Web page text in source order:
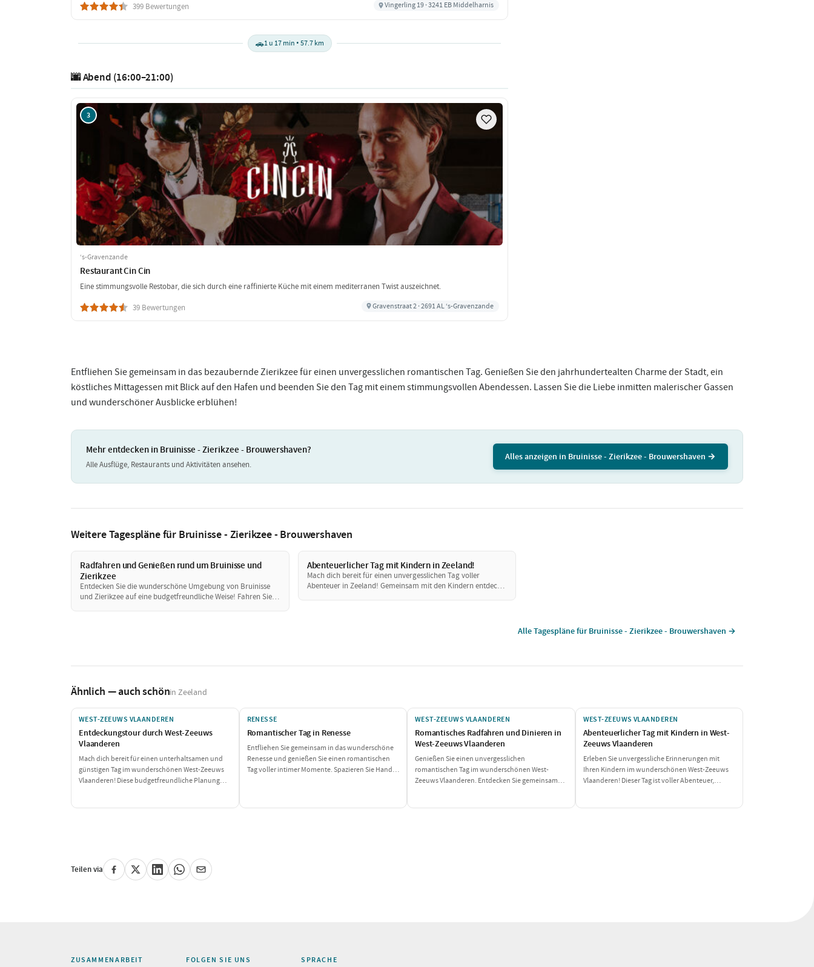
399 Bewertungen Vingerling 19 · 3241 EB Middelharnis
🚗1 u 17 min • 57.7 km
🌆 Abend (16:00–21:00)
3
‘s-Gravenzande
Restaurant Cin Cin
Eine stimmungsvolle Restobar, die sich durch eine raffinierte Küche mit einem mediterranen Twist auszeichnet.
39 Bewertungen Gravenstraat 2 · 2691 AL ‘s-Gravenzande
Entfliehen Sie gemeinsam in das bezaubernde Zierikzee für einen unvergesslichen romantischen Tag. Genießen Sie den jahrhundertealten Charme der Stadt, ein
köstliches Mittagessen mit Blick auf den Hafen und beenden Sie den Tag mit einem stimmungsvollen Abendessen. Lassen Sie die Liebe inmitten malerischer Gassen
und wunderschöner Ausblicke erblühen!
Mehr entdecken in Bruinisse - Zierikzee - Brouwershaven?
Alle Ausflüge, Restaurants und Aktivitäten ansehen.
Alles anzeigen in Bruinisse - Zierikzee - Brouwershaven →
Weitere Tagespläne für Bruinisse - Zierikzee - Brouwershaven
Radfahren und Genießen rund um Bruinisse und
Zierikzee
Entdecken Sie die wunderschöne Umgebung von Bruinisse
und Zierikzee auf eine budgetfreundliche Weise! Fahren Sie
Abenteuerlicher Tag mit Kindern in Zeeland!
Mach dich bereit für einen unvergesslichen Tag voller
Abenteuer in Zeeland! Gemeinsam mit den Kindern entdeckst
Alle Tagespläne für Bruinisse - Zierikzee - Brouwershaven →
Ähnlich — auch schönin Zeeland
WEST-ZEEUWS VLAANDEREN
Entdeckungstour durch West-Zeeuws
Vlaanderen
Mach dich bereit für einen unterhaltsamen und
günstigen Tag im wunderschönen West-Zeeuws
Vlaanderen! Diese budgetfreundliche Planung
RENESSE
Romantischer Tag in Renesse
Entfliehen Sie gemeinsam in das wunderschöne
Renesse und genießen Sie einen romantischen
Tag voller intimer Momente. Spazieren Sie Hand
WEST-ZEEUWS VLAANDEREN
Romantisches Radfahren und Dinieren in
West-Zeeuws Vlaanderen
Genießen Sie einen unvergesslichen
romantischen Tag im wunderschönen West-
Zeeuws Vlaanderen. Entdecken Sie gemeinsam
WEST-ZEEUWS VLAANDEREN
Abenteuerlicher Tag mit Kindern in West-
Zeeuws Vlaanderen
Erleben Sie unvergessliche Erinnerungen mit
Ihren Kindern im wunderschönen West-Zeeuws
Vlaanderen! Dieser Tag ist voller Abenteuer,
Teilen via
ZUSAMMENARBEIT FOLGEN SIE UNS SPRACHE